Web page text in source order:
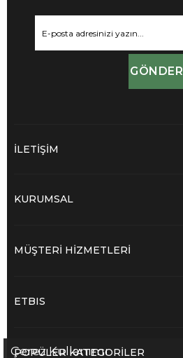
GÖNDER
İLETİŞİM
KURUMSAL
MÜŞTERİ HİZMETLERİ
ETBIS
POPÜLER KATEGORİLER
Çerez Kullanımı